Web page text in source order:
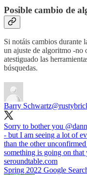
Posible cambio de
Si notáis cambios durante
un ajuste de algoritmo -
atestiguado las
búsquedas.
Barry Schwartz
Sorry to bother you
- but I am seeing a lot of
than the other
something is going on that
seroundtable.com
Spring 2022 Google